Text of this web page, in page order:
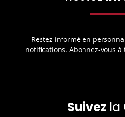
Restez informé en
notifications. Abonnez-vous à
Suivez la